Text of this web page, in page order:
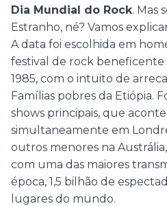
Dia Mundial do Rock. Mas
Estranho, né? Vamos
A data foi escolhida em
festival de rock beneficente
1985, com o intuito de
Famílias pobres da Etiópia.
shows principais, que
simultaneamente em
outros menores na
com uma das maiores
época, 1,5 bilhão de
lugares do mundo.